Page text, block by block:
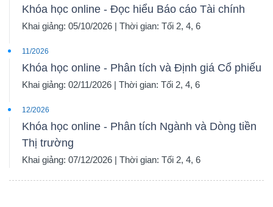
Khóa học online - Đọc hiểu Báo cáo Tài chính
Khai giảng: 05/10/2026 | Thời gian: Tối 2, 4, 6
11/2026
Khóa học online - Phân tích và Định giá Cổ phiếu
Khai giảng: 02/11/2026 | Thời gian: Tối 2, 4, 6
12/2026
Khóa học online - Phân tích Ngành và Dòng tiền
Thị trường
Khai giảng: 07/12/2026 | Thời gian: Tối 2, 4, 6